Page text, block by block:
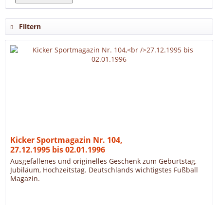
Filtern
Kicker Sportmagazin Nr. 104,
27.12.1995 bis 02.01.1996
Ausgefallenes und originelles Geschenk zum Geburtstag,
Jubiläum, Hochzeitstag. Deutschlands wichtigstes Fußball
Magazin.